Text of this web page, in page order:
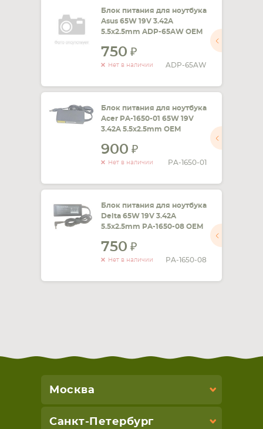
Блок питания для ноутбука
Asus 65W 19V 3.42A
5.5x2.5mm ADP-65AW OEM
750
Нет в наличии ADP-65AW
Блок питания для ноутбука
Acer PA-1650-01 65W 19V
3.42A 5.5x2.5mm OEM
900
Нет в наличии PA-1650-01
Блок питания для ноутбука
Delta 65W 19V 3.42A
5.5x2.5mm PA-1650-08 OEM
750
Нет в наличии PA-1650-08
Москва
Санкт-Петербург